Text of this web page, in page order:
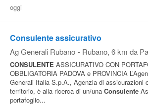
Pubblica
Area
Aziende
oggi
Consulente assicurativo
Ag Generali Rubano - Rubano, 6 km da
CONSULENTE ASSICURATIVO CON
OBBLIGATORIA PADOVA e PROVINCIA
Generali Italia S.p.A., Agenzia di assicurazioni
territorio, è alla ricerca di un/una Consulente
portafoglio...